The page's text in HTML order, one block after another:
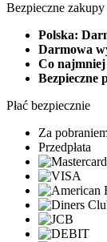
Bezpieczne zakupy
Polska:
Darmowa
Co
Bezpieczne
Płać bezpiecznie
Za
Przedpłata